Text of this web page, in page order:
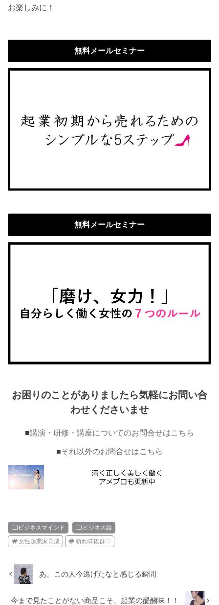
お楽しみに！
無料メールセミナー
無料メールセミナー
お困りのことがありましたら気軽にお問い合
わせくださいませ
■講演・研修・講座についてのお問合せはこちら
■それ以外のお問合せはこちら
ビジネスマインド ビジネス論
女性起業家育成 斬れ味抜群♡
あ、この人今逃げたなと感じる瞬間
今まで見たことがない商品こそ、起業の醍醐味！！